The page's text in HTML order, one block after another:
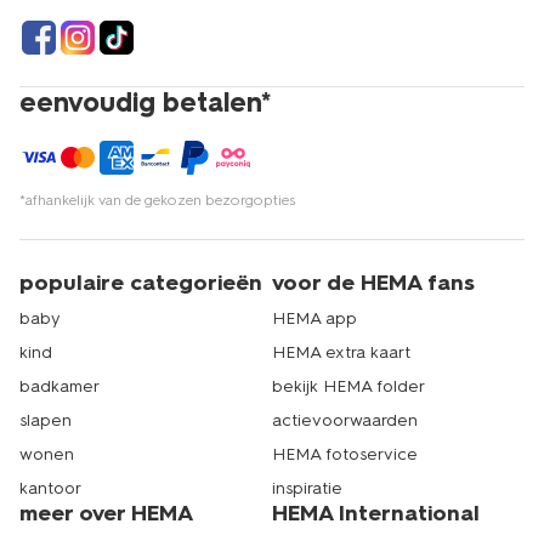
eenvoudig betalen*
*afhankelijk van de gekozen bezorgopties
populaire categorieën
baby
kind
badkamer
slapen
wonen
kantoor
voor de HEMA fans
HEMA app
HEMA extra kaart
bekijk HEMA folder
actievoorwaarden
HEMA fotoservice
inspiratie
meer over HEMA HEMA International